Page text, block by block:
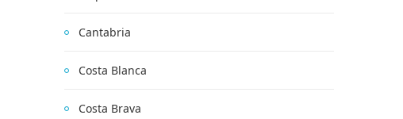
Cantabria
Costa Blanca
Costa Brava